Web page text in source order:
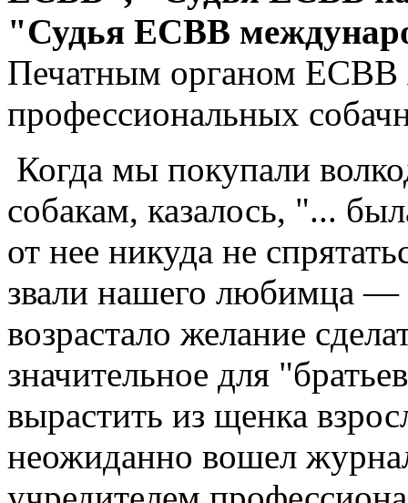
"Судья ЕСВВ
Печатным органом ЕСВВ
профессиональных
Когда мы покупали
собакам, казалось, "...
от нее никуда не
звали нашего любимца —
возрастало желание
значительное для
вырастить из щенка
неожиданно вошел